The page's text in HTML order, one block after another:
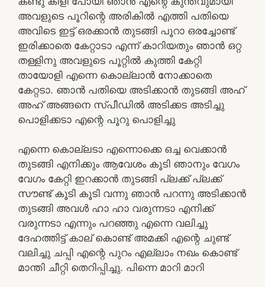
അവളുടെ പൂറിന്റെ അരികിൽ എത്തി പതിയെ
അവിടെ ഇട്ട് ഒരക്കാൻ തുടങ്ങി പൂറാ ഒരച്ചോണ്ട്
ഇരിക്കാതെ കേറ്റാടാ എന്ന് കാറിയതും ഞാൻ ഒറ്റ
തള്ളിനു അവളുടെ പൂറ്റിൽ കുത്തി കേറ്റി
തായോളി എന്നെ കൊല്ലാൻ നോക്കാതെ
കേറ്റടാ. ഞാൻ പതിയെ അടിക്കാൻ തുടങ്ങി അഹ്
അഹ് അങ്ങനെ സ്പീഡിൽ അടിക്കട അടിച്ചു
പൊളിക്കടാ എന്റെ പൂറു പൊളിച്ചു
എന്നെ കൊല്ലടാ എന്നൊക്കെ ഒച്ച വെക്കാൻ
തുടങ്ങി എനിക്കും ആവേശം കൂടി ഞാനും വേഗം
വേഗം കേറ്റി ഇറക്കാൻ തുടങ്ങി പ്ലക്ക് പ്ലക്ക്
സൗണ്ട് കൂടി കൂടി വന്നു ഞാൻ പറന്നു അടിക്കാൻ
തുടങ്ങി അവൾ ഹാ ഹാ വരുന്നടാ എനിക്ക്
വരുന്നടാ എന്നും പറഞ്ഞു എന്നെ വലിച്ചു
ദേഹത്തിട്ട് കാല് കൊണ്ട് അമക്കി എന്റെ ചുണ്ട്
വലിച്ചു ചപ്പി എന്റെ പുറം എല്ലാം നഖം കൊണ്ട്
മാന്തി ചീറ്റി തെറിപ്പിച്ചു. പിന്നെ മാറി മാറി